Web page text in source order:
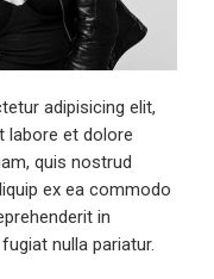
adipisicing elit,
labore et dolore
quis nostrud
ex ea commodo
in
nulla pariatur.